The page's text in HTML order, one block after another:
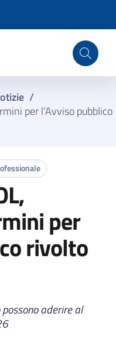
Campania
/
per l’Avviso pubblico
per
rivolto
aderire al